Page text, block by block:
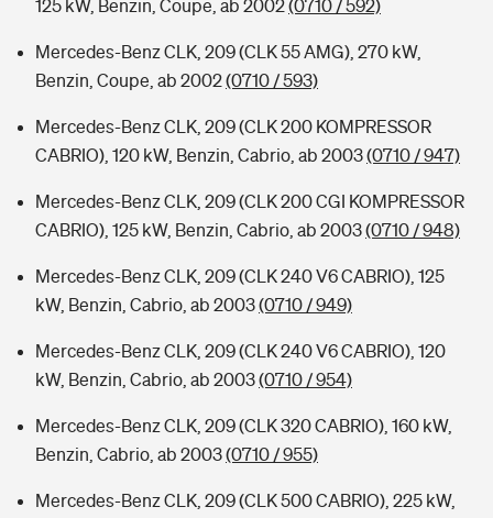
125 kW, Benzin, Coupe, ab 2002(0710 / 592)
Mercedes-Benz CLK, 209 (CLK 55 AMG), 270 kW,
Benzin, Coupe, ab 2002(0710 / 593)
Mercedes-Benz CLK, 209 (CLK 200 KOMPRESSOR
CABRIO), 120 kW, Benzin, Cabrio, ab 2003(0710 / 947)
Mercedes-Benz CLK, 209 (CLK 200 CGI KOMPRESSOR
CABRIO), 125 kW, Benzin, Cabrio, ab 2003(0710 / 948)
Mercedes-Benz CLK, 209 (CLK 240 V6 CABRIO), 125
kW, Benzin, Cabrio, ab 2003(0710 / 949)
Mercedes-Benz CLK, 209 (CLK 240 V6 CABRIO), 120
kW, Benzin, Cabrio, ab 2003(0710 / 954)
Mercedes-Benz CLK, 209 (CLK 320 CABRIO), 160 kW,
Benzin, Cabrio, ab 2003(0710 / 955)
Mercedes-Benz CLK, 209 (CLK 500 CABRIO), 225 kW,